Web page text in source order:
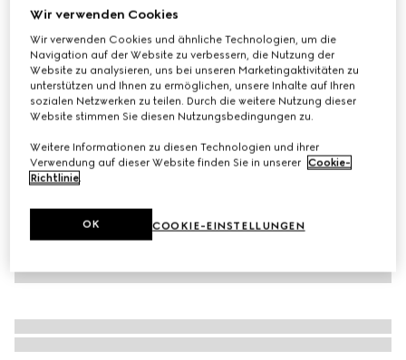
Damensandale mit Doppel G
€ 920
Variantenblauer GG Denim
Wir verwenden Cookies
Wir verwenden Cookies und ähnliche Technologien, um die
Navigation auf der Website zu verbessern, die Nutzung der
Website zu analysieren, uns bei unseren Marketingaktivitäten zu
unterstützen und Ihnen zu ermöglichen, unsere Inhalte auf Ihren
sozialen Netzwerken zu teilen. Durch die weitere Nutzung dieser
Website stimmen Sie diesen Nutzungsbedingungen zu.
Weitere Informationen zu diesen Technologien und ihrer
Verwendung auf dieser Website finden Sie in unserer Cookie-
Richtlinie.
COOKIE-EINSTELLUNGEN
OK